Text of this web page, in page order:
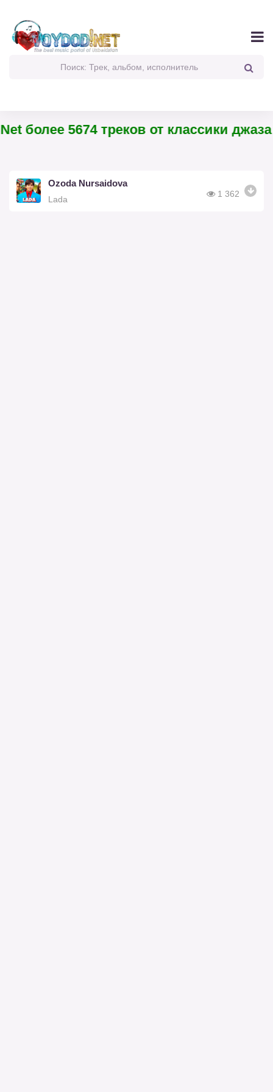
более 5674 треков от классики джаза
Ozoda Nursaidova
Lada
1 362